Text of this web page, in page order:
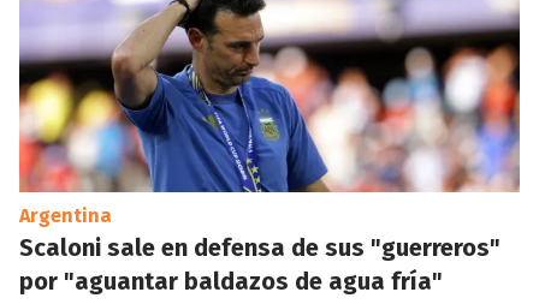
Argentina
Scaloni sale en defensa de sus "guerreros"
por "aguantar baldazos de agua fría"